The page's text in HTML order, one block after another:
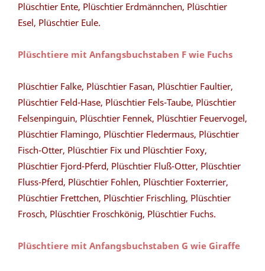
Plüschtier Ente, Plüschtier Erdmännchen, Plüschtier
Esel, Plüschtier Eule.
Plüschtiere mit Anfangsbuchstaben F wie Fuchs
Plüschtier Falke, Plüschtier Fasan, Plüschtier Faultier,
Plüschtier Feld-Hase, Plüschtier Fels-Taube, Plüschtier
Felsenpinguin, Plüschtier Fennek, Plüschtier Feuervogel,
Plüschtier Flamingo, Plüschtier Fledermaus, Plüschtier
Fisch-Otter, Plüschtier Fix und Plüschtier Foxy,
Plüschtier Fjord-Pferd, Plüschtier Fluß-Otter, Plüschtier
Fluss-Pferd, Plüschtier Fohlen, Plüschtier Foxterrier,
Plüschtier Frettchen, Plüschtier Frischling, Plüschtier
Frosch, Plüschtier Froschkönig, Plüschtier Fuchs.
Plüschtiere mit Anfangsbuchstaben G wie Giraffe